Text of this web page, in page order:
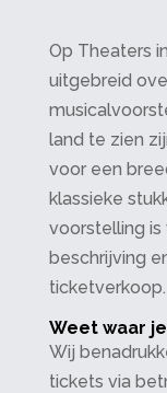
Op Theaters
uitgebreid
land te zien
voor een
klassieke
voorstelling is
beschrijving
ticketverkoop.
Weet waar
Wij
tickets via